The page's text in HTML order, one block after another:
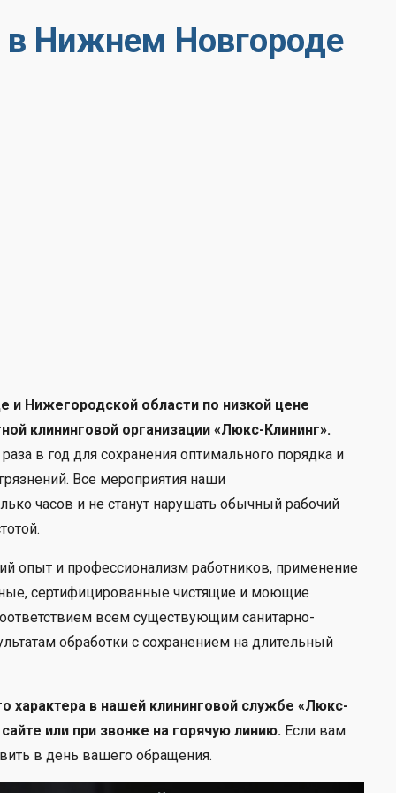
в Нижнем Новгороде
Нижегородской области по низкой цене
клининговой организации «Люкс-Клининг».
в год для сохранения оптимального порядка и
Все мероприятия наши
часов и не станут нарушать обычный рабочий
опыт и профессионализм работников, применение
сертифицированные чистящие и моющие
всем существующим санитарно-
обработки с сохранением на длительный
характера в нашей клининговой службе «Люкс-
или при звонке на горячую линию. Если вам
в день вашего обращения.